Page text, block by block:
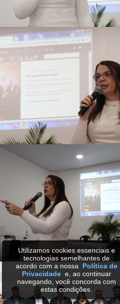
Utilizamos cookies essenciais e
tecnologias semelhantes de
acordo com a nossa Política de
Privacidadee, ao continuar
navegando, você concorda com
estas condições.